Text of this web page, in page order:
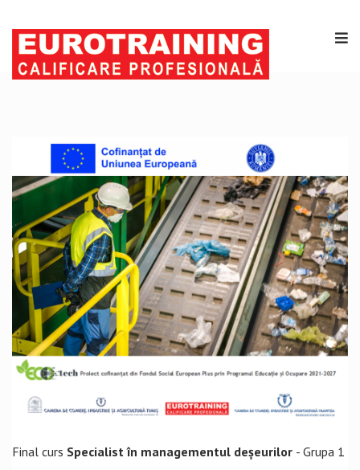
Final curs Specialist în managementul deșeurilor - Grupa 1